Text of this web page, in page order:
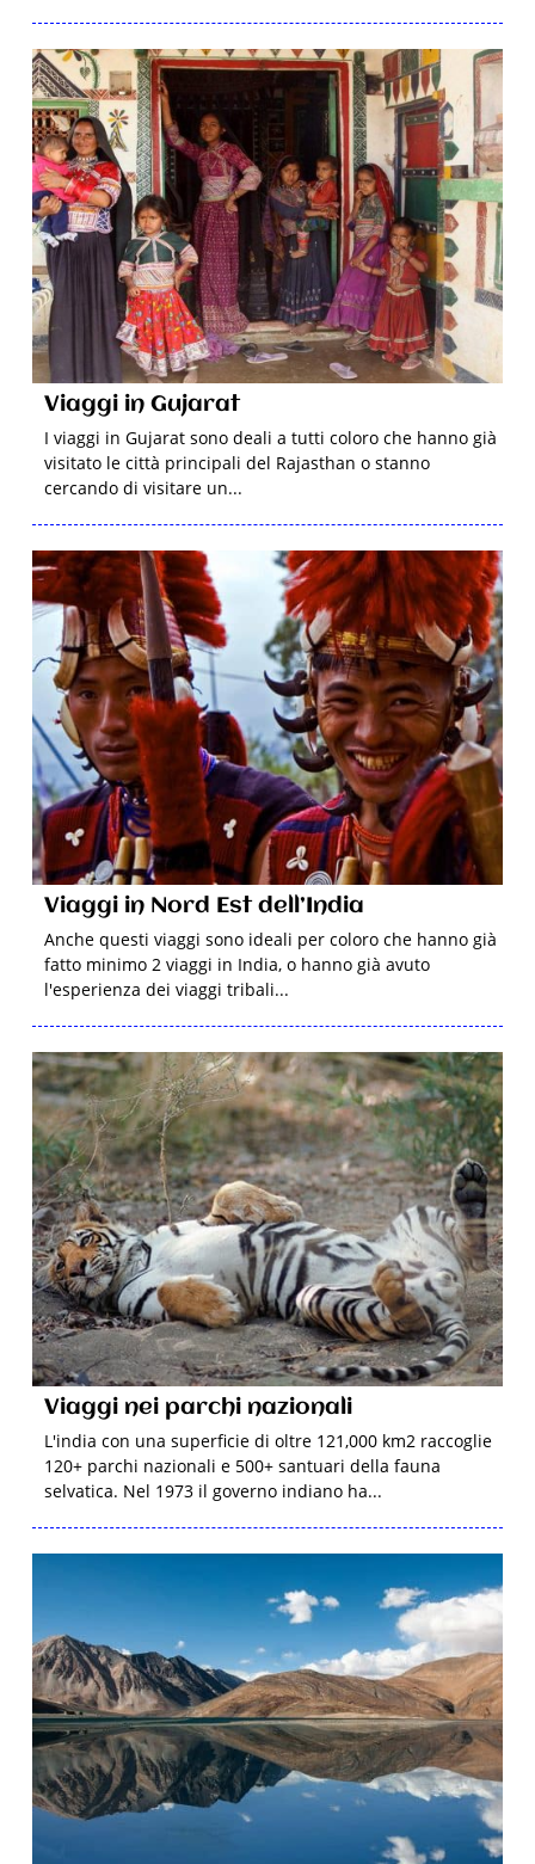
Viaggi in Gujarat
I viaggi in Gujarat sono deali a tutti coloro che hanno già
visitato le città principali del Rajasthan o stanno
cercando di visitare un...
Viaggi in Nord Est dell’India
Anche questi viaggi sono ideali per coloro che hanno già
fatto minimo 2 viaggi in India, o hanno già avuto
l'esperienza dei viaggi tribali...
Viaggi nei parchi nazionali
L'india con una superficie di oltre 121,000 km2 raccoglie
120+ parchi nazionali e 500+ santuari della fauna
selvatica. Nel 1973 il governo indiano ha...